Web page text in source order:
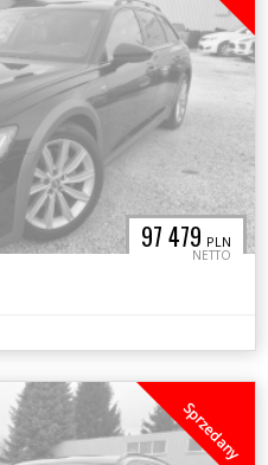
97 479 PLN
NETTO
Sprzedany